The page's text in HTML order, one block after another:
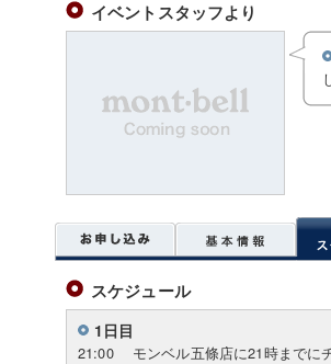
イベントスタッフより
スケジュール
1日目
21:00 モンベル五條店に21時までに